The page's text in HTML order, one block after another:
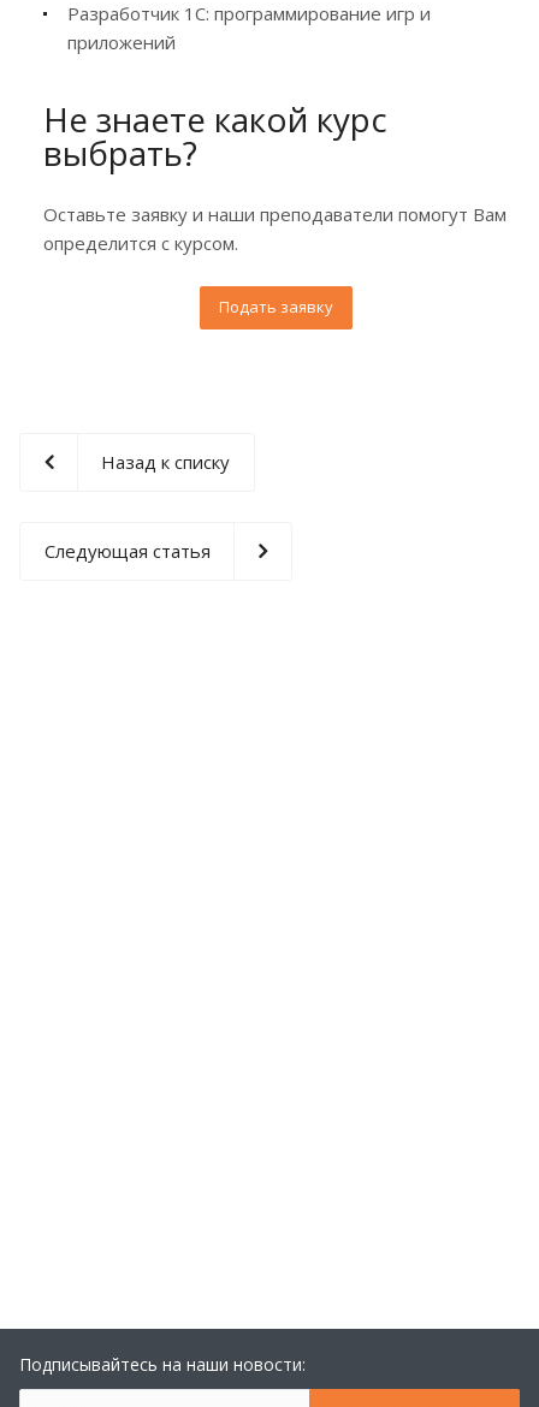
Разработчик 1С: программирование игр и
приложений
Не знаете какой курс
выбрать?
Оставьте заявку и наши преподаватели помогут Вам
определится с курсом.
Подать заявку
Назад к списку
Следующая статья
Подписывайтесь на наши новости: